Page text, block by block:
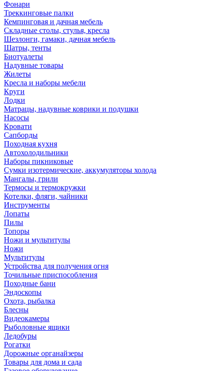
Фонари
Треккинговые палки
Кемпинговая и дачная мебель
Складные столы, стулья, кресла
Шезлонги, гамаки, дачная мебель
Шатры, тенты
Биотуалеты
Надувные товары
Жилеты
Кресла и наборы мебели
Круги
Лодки
Матрацы, надувные коврики и подушки
Насосы
Кровати
Сапборды
Походная кухня
Автохолодильники
Наборы пикниковые
Сумки изотермические, аккумуляторы холода
Мангалы, грили
Термосы и термокружки
Котелки, фляги, чайники
Инструменты
Лопаты
Пилы
Топоры
Ножи и мультитулы
Ножи
Мультитулы
Устройства для получения огня
Точильные приспособления
Походные бани
Эндоскопы
Охота, рыбалка
Блесны
Видеокамеры
Рыболовные ящики
Ледобуры
Рогатки
Дорожные органайзеры
Товары для дома и сада